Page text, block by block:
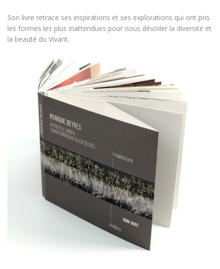
Son livre retrace ses inspirations et ses explorations qui ont pris
les formes les plus inattendues pour nous dévoiler la diversité et
la beauté du Vivant.